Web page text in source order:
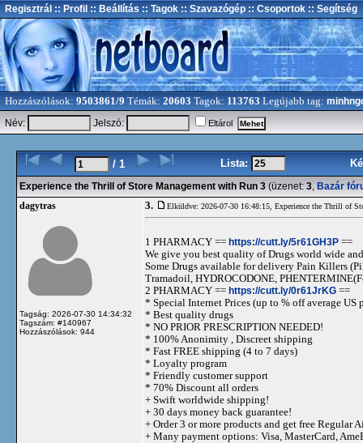
Regisztrál :: Profil :: Beállítás :: Tagok :: Szavazógép :: Csoportok :: Segítség
Hozzászólások: 9503861/9 Témák: 20603 Tagok: 113763 Legújabb tag:
Név:
Jelszó: Eltárol
/ 1 Lista:
Experience the Thrill of Store Management with Run 3 (üzenet: 3, Bazár
dagytras
Tagság: 2026-07-30 14:34:32
Tagszám: #140967
Hozzászólások: 944
3. Elküldve: 2026-07-30 16:48:15, Experience the Thrill of
1 PHARMACY == https://cutt.ly/5r61GH3P ==
We give you best quality of Drugs world wide
Some Drugs available for delivery Pain Killers
Tramadoil, HYDROCODONE,
2 PHARMACY == https://cutt.ly/0r61JrKG ==
* Special Internet Prices (up to % off average US
* Best quality drugs
* NO PRIOR PRESCRIPTION NEEDED!
* 100% Anonimity , Discreet shipping
* Fast FREE shipping (4 to 7 days)
* Loyalty program
* Friendly customer support
* 70% Discount all orders
+ Swift worldwide shipping!
+ 30 days money back guarantee!
+ Order 3 or more products and get free Regular
+ Many payment options: Visa, MasterCard,